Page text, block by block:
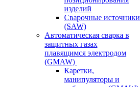
изделий
Сварочные источники
(SAW)
Автоматическая сварка в
защитных газах
плавящимся электродом
(GMAW)
Каретки,
манипуляторы и